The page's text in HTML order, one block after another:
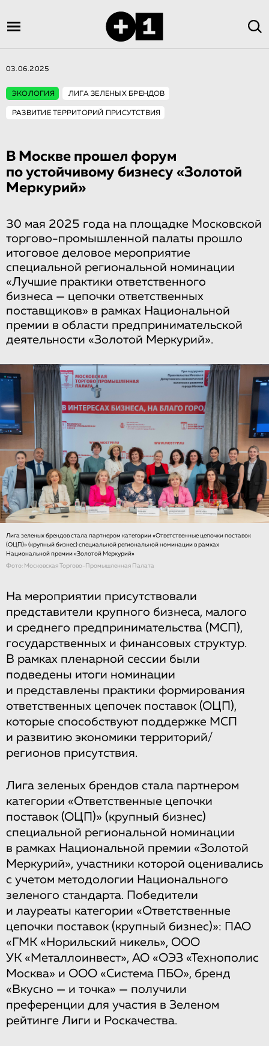
03.06.2025
ЭКОЛОГИЯ ЛИГА ЗЕЛЕНЫХ БРЕНДОВ
РАЗВИТИЕ ТЕРРИТОРИЙ ПРИСУТСТВИЯ
В Москве прошел форум
по устойчивому бизнесу «Золотой
Меркурий»
30 мая 2025 года на площадке Московской
торгово-промышленной палаты прошло
итоговое деловое мероприятие
специальной региональной номинации
«Лучшие практики ответственного
бизнеса — цепочки ответственных
поставщиков» в рамках Национальной
премии в области предпринимательской
деятельности «Золотой Меркурий».
Лига зеленых брендов стала партнером категории «Ответственные цепочки поставок
(ОЦП)» (крупный бизнес) специальной региональной номинации в рамках
Национальной премии «Золотой Меркурий»
Фото: Московская Торгово-Промышленная Палата
На мероприятии присутствовали
представители крупного бизнеса, малого
и среднего предпринимательства (МСП),
государственных и финансовых структур.
В рамках пленарной сессии были
подведены итоги номинации
и представлены практики формирования
ответственных цепочек поставок (ОЦП),
которые способствуют поддержке МСП
и развитию экономики территорий/
регионов присутствия.
Лига зеленых брендов стала партнером
категории «Ответственные цепочки
поставок (ОЦП)» (крупный бизнес)
специальной региональной номинации
в рамках Национальной премии «Золотой
Меркурий», участники которой оценивались
с учетом методологии Национального
зеленого стандарта. Победители
и лауреаты категории «Ответственные
цепочки поставок (крупный бизнес)»: ПАО
«ГМК «Норильский никель», ООО
УК «Металлоинвест», АО «ОЭЗ «Технополис
Москва» и ООО «Система ПБО», бренд
«Вкусно — и точка» — получили
преференции для участия в Зеленом
рейтинге Лиги и Роскачества.